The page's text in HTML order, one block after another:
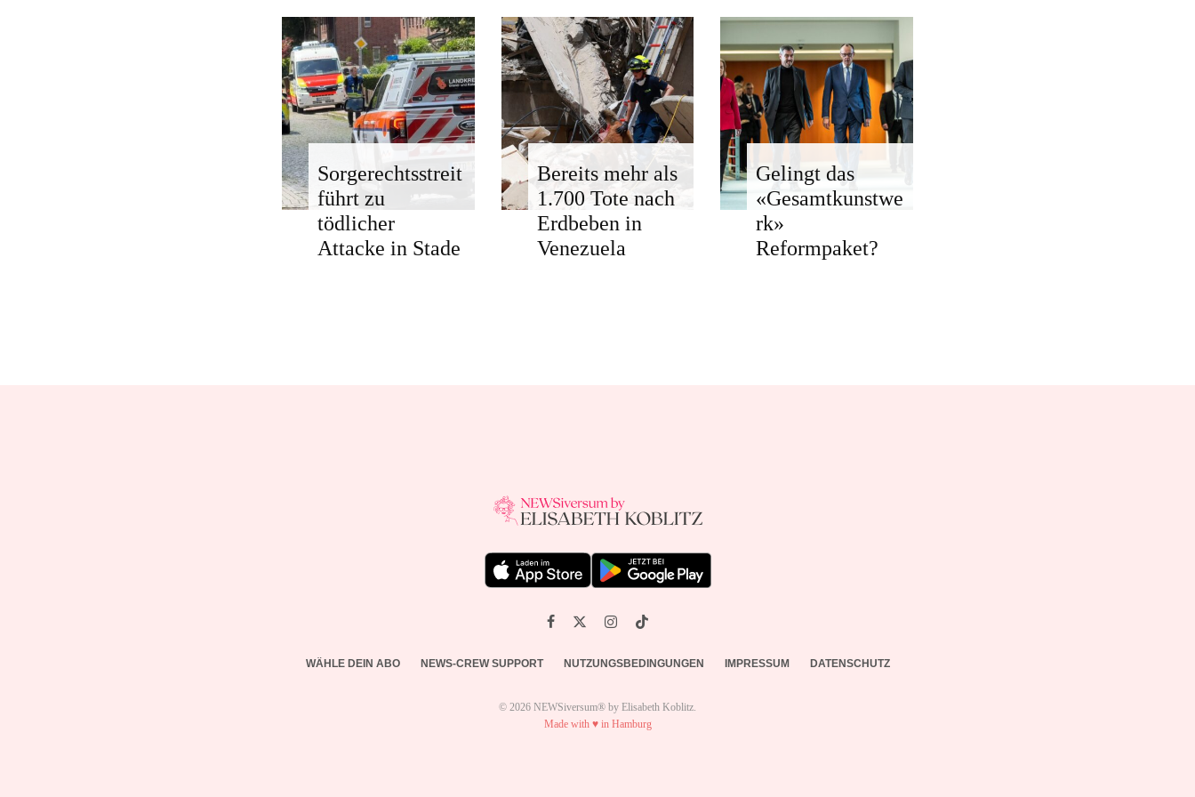
Sorgerechtsstreit
führt zu
tödlicher
Attacke in Stade
Bereits mehr als
1.700 Tote nach
Erdbeben in
Venezuela
Gelingt das
«Gesamtkunstwe
rk»
Reformpaket?
WÄHLE DEIN ABO NEWS-CREW SUPPORT NUTZUNGSBEDINGUNGEN IMPRESSUM DATENSCHUTZ
© 2026 NEWSiversum® by Elisabeth Koblitz.
Made with ♥ in Hamburg